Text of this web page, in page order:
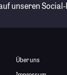
unseren
Über uns